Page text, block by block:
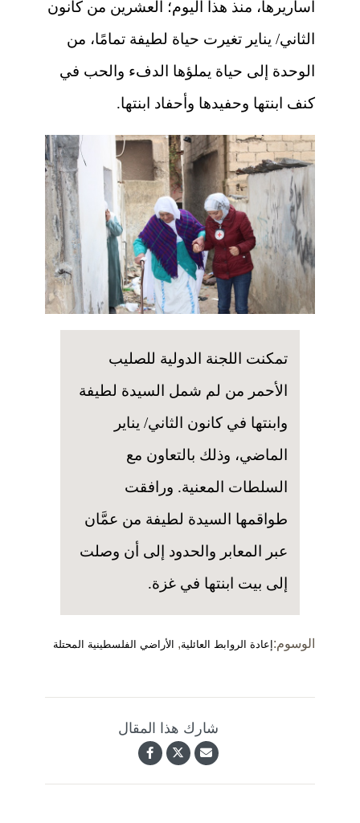
أساريرها، منذ هذا اليوم؛ العشرين من كانون
الثاني/ يناير تغيرت حياة لطيفة تمامًا، من
الوحدة إلى حياة يملؤها الدفء والحب في
كنف ابنتها وحفيدها وأحفاد ابنتها.
تمكنت اللجنة الدولية للصليب
الأحمر من لم شمل السيدة لطيفة
وابنتها في كانون الثاني/ يناير
الماضي، وذلك بالتعاون مع
السلطات المعنية. ورافقت
طواقمها السيدة لطيفة من عمَّان
عبر المعابر والحدود إلى أن وصلت
إلى بيت ابنتها في غزة.
الوسوم: إعادة الروابط العائلية, الأراضي الفلسطينية المحتلة
شارك هذا المقال